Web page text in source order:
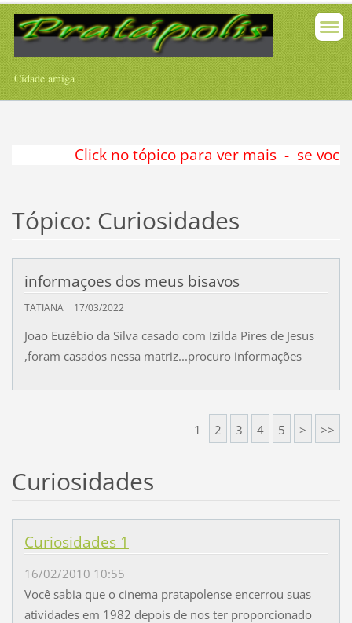
Cidade amiga
Click no tópico para ver mais - se
Tópico: Curiosidades
informaçoes dos meus bisavos
TATIANA 17/03/2022
Joao Euzébio da Silva casado com Izilda Pires de Jesus
,foram casados nessa matriz...procuro informações
1 2 3 4 5 > >>
Curiosidades
Curiosidades 1
16/02/2010 10:55
Você sabia que o cinema pratapolense encerrou suas
atividades em 1982 depois de nos ter proporcionado